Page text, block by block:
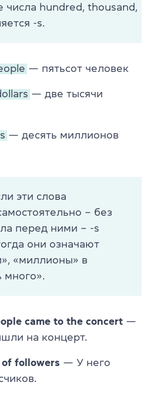
числа hundred, thousand,
-s.
— пятьсот человек
— две тысячи
— десять миллионов
эти слова
– без
перед ними – -s
они означают
«миллионы» в
много».
came to the concert —
на концерт.
followers — У него